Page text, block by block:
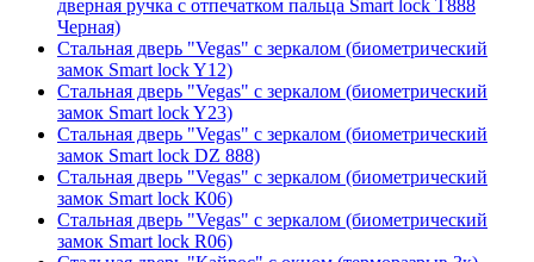
дверная ручка с отпечатком пальца Smart lock T888
Черная)
Стальная дверь "Vegas" с зеркалом (биометрический
замок Smart lock Y12)
Стальная дверь "Vegas" с зеркалом (биометрический
замок Smart lock Y23)
Стальная дверь "Vegas" с зеркалом (биометрический
замок Smart lock DZ 888)
Стальная дверь "Vegas" с зеркалом (биометрический
замок Smart lock К06)
Стальная дверь "Vegas" с зеркалом (биометрический
замок Smart lock R06)